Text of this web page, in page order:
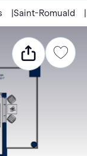
Saint-Romuald